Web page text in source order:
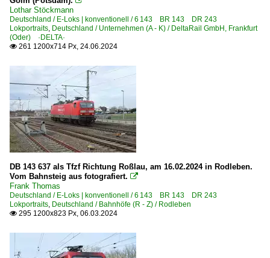
Sonderzüge und Sonderfahrten
Güterverkehr
Güterverkehr (Gbf, Rbf, Ubf)
Rbf Großkorbetha
Rbf Halle (Saale)
Rbf Magdeburg-Rothensee
Museen und Ausstellungen
DB Museum Halle (Saale) P
DB Museum Koblenz
Eisenbahnmuseum Leipzig ·EMBB·
Lothar Stöckmann
Deutschland / E-Loks | konventionell / 6 143 BR 143 DR 243
Lokportraits, Deutschland / Unternehmen (A - K) / DeltaRail GmbH, Frankfurt
(Oder) ·DELTA·
 261 1200x714 Px, 24.06.2024
DB 143 637 als Tfzf Richtung Roßlau, am 16.02.2024 in Rodleben.
Vom Bahnsteig aus fotografiert. 
Frank Thomas
Deutschland / E-Loks | konventionell / 6 143 BR 143 DR 243
Lokportraits, Deutschland / Bahnhöfe (R - Z) / Rodleben
 295 1200x823 Px, 06.03.2024